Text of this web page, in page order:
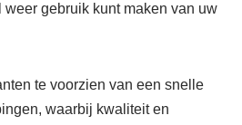
weer gebruik kunt maken van uw
te voorzien van een snelle
waarbij kwaliteit en